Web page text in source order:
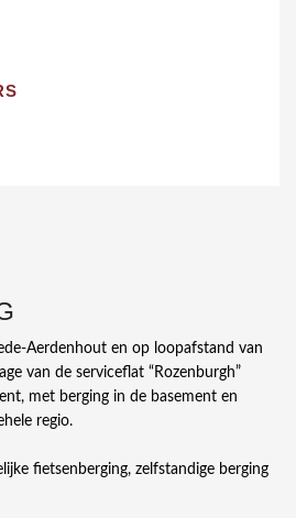
Aerdenhout en op loopafstand van
van de serviceflat “Rozenburgh”
met berging in de basement en
regio.
fietsenberging, zelfstandige berging